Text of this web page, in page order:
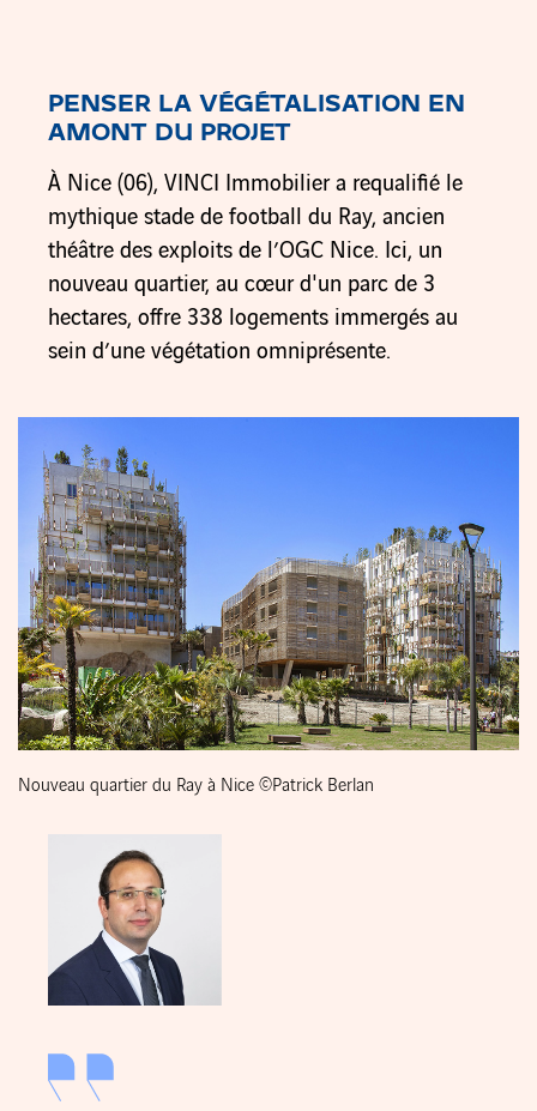
PENSER LA VÉGÉTALISATION EN
AMONT DU PROJET
À Nice (06), VINCI Immobilier a requalifié le
mythique stade de football du Ray, ancien
théâtre des exploits de l’OGC Nice. Ici, un
nouveau quartier, au cœur d'un parc de 3
hectares, offre 338 logements immergés au
sein d’une végétation omniprésente.
Nouveau quartier du Ray à Nice ©Patrick Berlan